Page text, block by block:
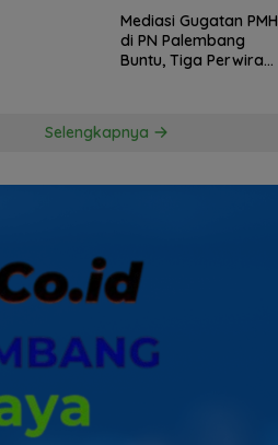
Mediasi Gugatan PMH
di PN Palembang
Buntu, Tiga Perwira
Pertanyakan
Selengkapnya